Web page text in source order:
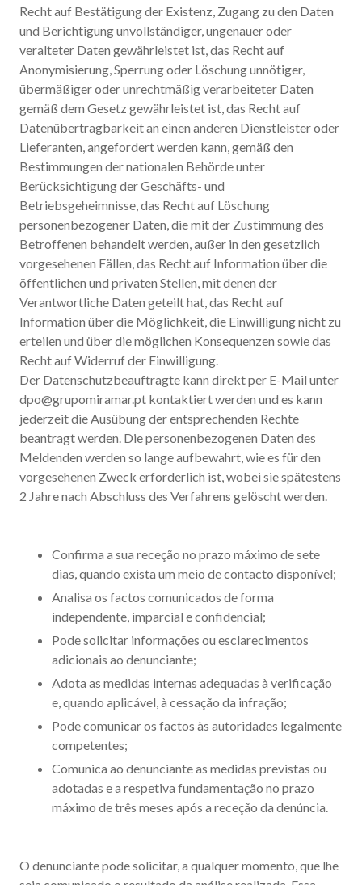
Recht auf Bestätigung der Existenz, Zugang zu den Daten
und Berichtigung unvollständiger, ungenauer oder
veralteter Daten gewährleistet ist, das Recht auf
Anonymisierung, Sperrung oder Löschung unnötiger,
übermäßiger oder unrechtmäßig verarbeiteter Daten
gemäß dem Gesetz gewährleistet ist, das Recht auf
Datenübertragbarkeit an einen anderen Dienstleister oder
Lieferanten, angefordert werden kann, gemäß den
Bestimmungen der nationalen Behörde unter
Berücksichtigung der Geschäfts- und
Betriebsgeheimnisse, das Recht auf Löschung
personenbezogener Daten, die mit der Zustimmung des
Betroffenen behandelt werden, außer in den gesetzlich
vorgesehenen Fällen, das Recht auf Information über die
öffentlichen und privaten Stellen, mit denen der
Verantwortliche Daten geteilt hat, das Recht auf
Information über die Möglichkeit, die Einwilligung nicht zu
erteilen und über die möglichen Konsequenzen sowie das
Recht auf Widerruf der Einwilligung.
Der Datenschutzbeauftragte kann direkt per E-Mail unter
dpo@grupomiramar.pt kontaktiert werden und es kann
jederzeit die Ausübung der entsprechenden Rechte
beantragt werden. Die personenbezogenen Daten des
Meldenden werden so lange aufbewahrt, wie es für den
vorgesehenen Zweck erforderlich ist, wobei sie spätestens
2 Jahre nach Abschluss des Verfahrens gelöscht werden.
Confirma a sua receção no prazo máximo de sete
dias, quando exista um meio de contacto disponível;
Analisa os factos comunicados de forma
independente, imparcial e confidencial;
Pode solicitar informações ou esclarecimentos
adicionais ao denunciante;
Adota as medidas internas adequadas à verificação
e, quando aplicável, à cessação da infração;
Pode comunicar os factos às autoridades legalmente
competentes;
Comunica ao denunciante as medidas previstas ou
adotadas e a respetiva fundamentação no prazo
máximo de três meses após a receção da denúncia.
O denunciante pode solicitar, a qualquer momento, que lhe